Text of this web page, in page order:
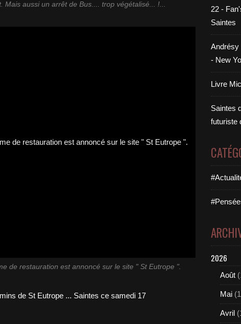
Mais aussi un arrêt de Bus.... trop végétalisé... !...
de restauration est annoncé sur le site " St Eutrope ".
22 -
Saintes
Andrésy
- New
Livre
Saintes
futuriste
2026
Août
Mai
Avril